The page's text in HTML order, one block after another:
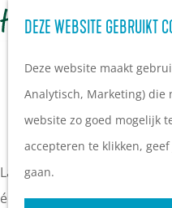
DEZE WEBSITE GEBRUIKT
Deze website maakt
Analytisch, Marketing) die
website zo goed mogelijk
accepteren te klikken,
gaan.
G
Z
e
k
e
n
e
n
u
BUCKETLIST
Laat de kids rennen,
én buiten. Wij hebben de